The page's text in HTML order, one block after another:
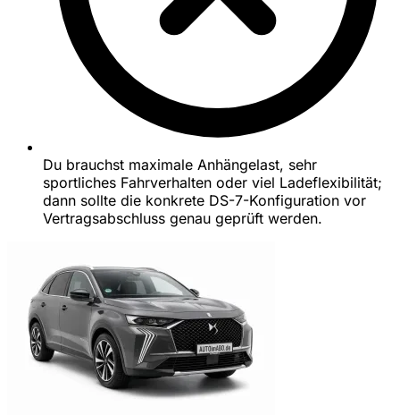
Du brauchst maximale Anhängelast, sehr
sportliches Fahrverhalten oder viel Ladeflexibilität;
dann sollte die konkrete DS-7-Konfiguration vor
Vertragsabschluss genau geprüft werden.